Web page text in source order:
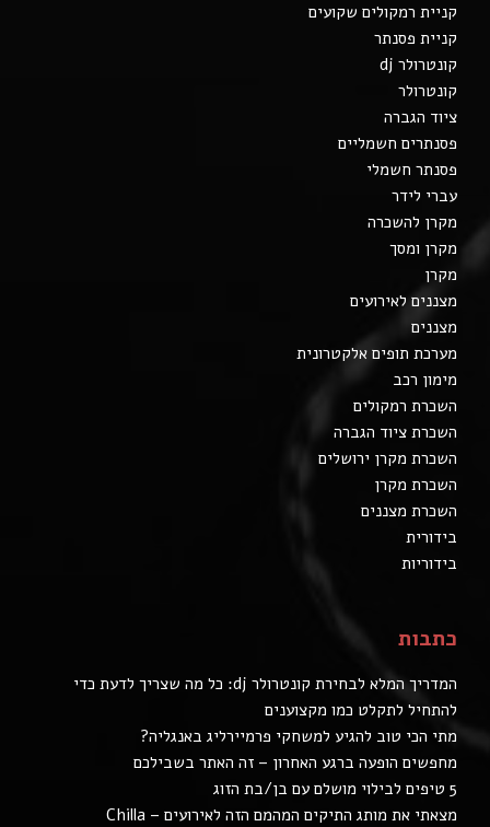
קניית רמקולים שקועים
קניית פסנתר
קונטרולר dj
קונטרולר
ציוד הגברה
פסנתרים חשמליים
פסנתר חשמלי
עברי לידר
מקרן להשכרה
מקרן ומסך
מקרן
מצננים לאירועים
מצננים
מערכת תופים אלקטרונית
מימון רכב
השכרת רמקולים
השכרת ציוד הגברה
השכרת מקרן ירושלים
השכרת מקרן
השכרת מצננים
בידורית
בידוריות
כתבות
המדריך המלא לבחירת קונטרולר dj: כל מה שצריך לדעת כדי
להתחיל לתקלט כמו מקצוענים
מתי הכי טוב להגיע למשחקי פרמיירליג באנגליה?
מחפשים הופעה ברגע האחרון – זה האתר בשבילכם
5 טיפים לבילוי מושלם עם בן/בת הזוג
מצאתי את מותג התיקים המהמם הזה לאירועים – Chilla